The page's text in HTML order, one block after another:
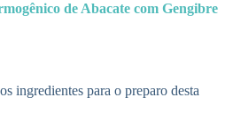
de Abacate com Gengibre
ingredientes para o preparo desta